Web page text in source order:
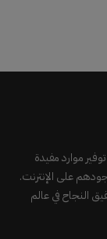
موارد مفيدة
على الإنترنت.
النجاح في عالم